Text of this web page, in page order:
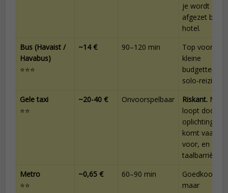
je wordt
afgezet bij je
hotel.
Bus (Havaist /
Havabus)
⭐⭐⭐
~14 € 90–120 min
Top voor
kleine
budgetten en
solo-reizigers.
Gele taxi
⭐⭐
~20-40 € Onvoorspelbaar Riskant.
loopt door,
oplichting
komt vaak
voor, en
taalbarrière.
Metro
⭐⭐
~0,65 € 60–90 min
Goedkoop
maar